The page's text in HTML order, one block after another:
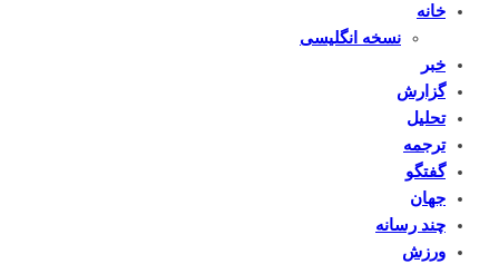
خانه
نسخه انگلیسی
خبر
گزارش
تحلیل
ترجمه
گفتگو
جهان
چند رسانه
ورزش